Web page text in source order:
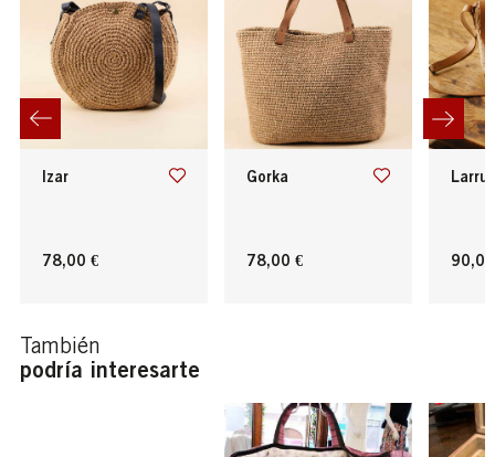
izar
78,00 €
gorka
78,00 €
larru
También
podría interesarte